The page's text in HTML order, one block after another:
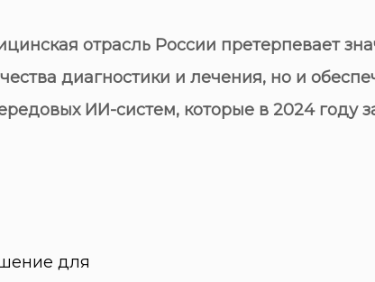
отрасль России претерпевает
диагностики и лечения, но и
ИИ-систем, которые в 2024
для